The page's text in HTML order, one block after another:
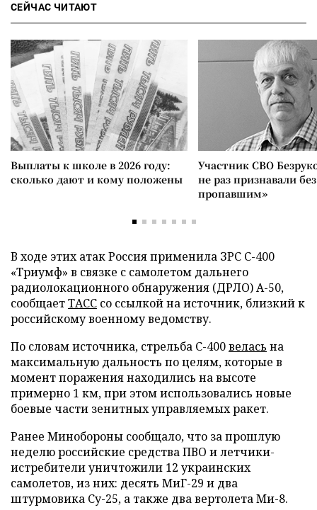
СЕЙЧАС ЧИТАЮТ
Выплаты к школе в 2026 году:
сколько дают и кому положены
Участник СВО
не раз признавали
пропавшим»
В ходе этих атак Россия применила ЗРС С-400
«Триумф» в связке с самолетом дальнего
радиолокационного обнаружения (ДРЛО) А-50,
сообщаетТАСС со ссылкой на источник, близкий к
российскому военному ведомству.
По словам источника, стрельба С-400велась на
максимальную дальность по целям, которые в
момент поражения находились на высоте
примерно 1 км, при этом использовались новые
боевые части зенитных управляемых ракет.
Ранее Минобороны сообщало, что за прошлую
неделю российские средства ПВО и летчики-
истребители уничтожили 12 украинских
самолетов, из них: десять МиГ-29 и два
штурмовика Су-25, а также два вертолета Ми-8.